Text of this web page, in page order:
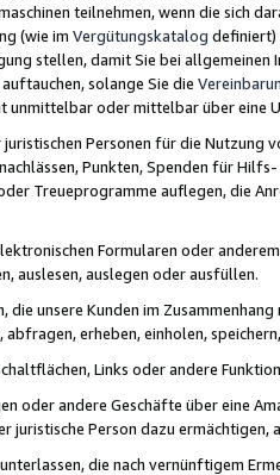
teilnehmen, wenn die sich
(wie im Vergütungskatalog definiert)
stellen, damit Sie bei
solange Sie die
unmittelbar oder mittelbar über eine
Personen für die Nutzung
Punkten, Spenden für
Treueprogramme auflegen, die
Formularen oder
auslesen, auslegen oder ausfüllen.
die unsere Kunden im
erheben, einholen,
Links oder andere
oder andere Geschäfte über eine
juristische Person dazu
die nach vernünftigem